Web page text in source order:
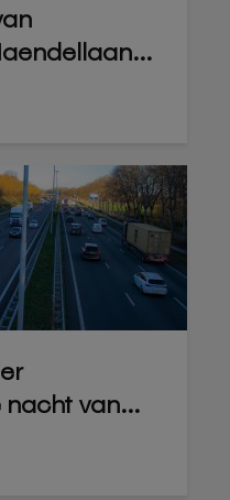
van...